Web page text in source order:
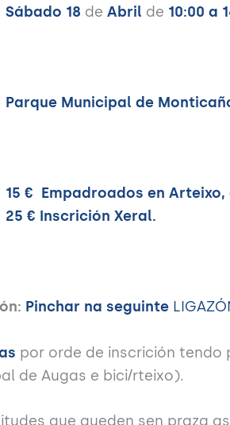
Sábado 18 de Abril de 10:00 a
Parque Municipal de
15 € Empadroados en Arteixo,
25 € Inscrición Xeral.
Pinchar na seguinte
por orde de inscrición tendo
de Augas e bici/rteixo).
que queden sen praza